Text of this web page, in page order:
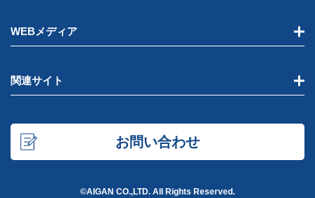
WEBメディア
関連サイト
お問い合わせ
©AIGAN CO.,LTD. All Rights Reserved.